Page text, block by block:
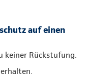
auf einen
keiner Rückstufung.